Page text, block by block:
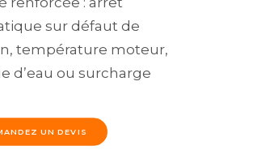
sur défaut de
température moteur,
d’eau ou surcharge
UN DEVIS